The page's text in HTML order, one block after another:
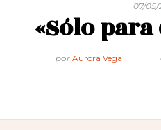
07/05/
«Sólo para
por Aurora Vega